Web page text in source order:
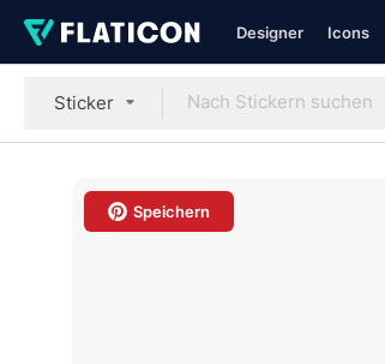
Designer Icons
Sticker
Speichern